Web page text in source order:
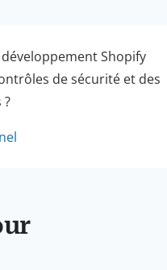
Shopify
de sécurité et des
?